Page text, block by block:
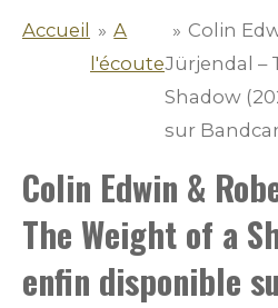
Accueil » A
l'écoute
» Colin
Jürjendal –
Shadow
sur
Colin Edwin &
The Weight of a
enfin disponible